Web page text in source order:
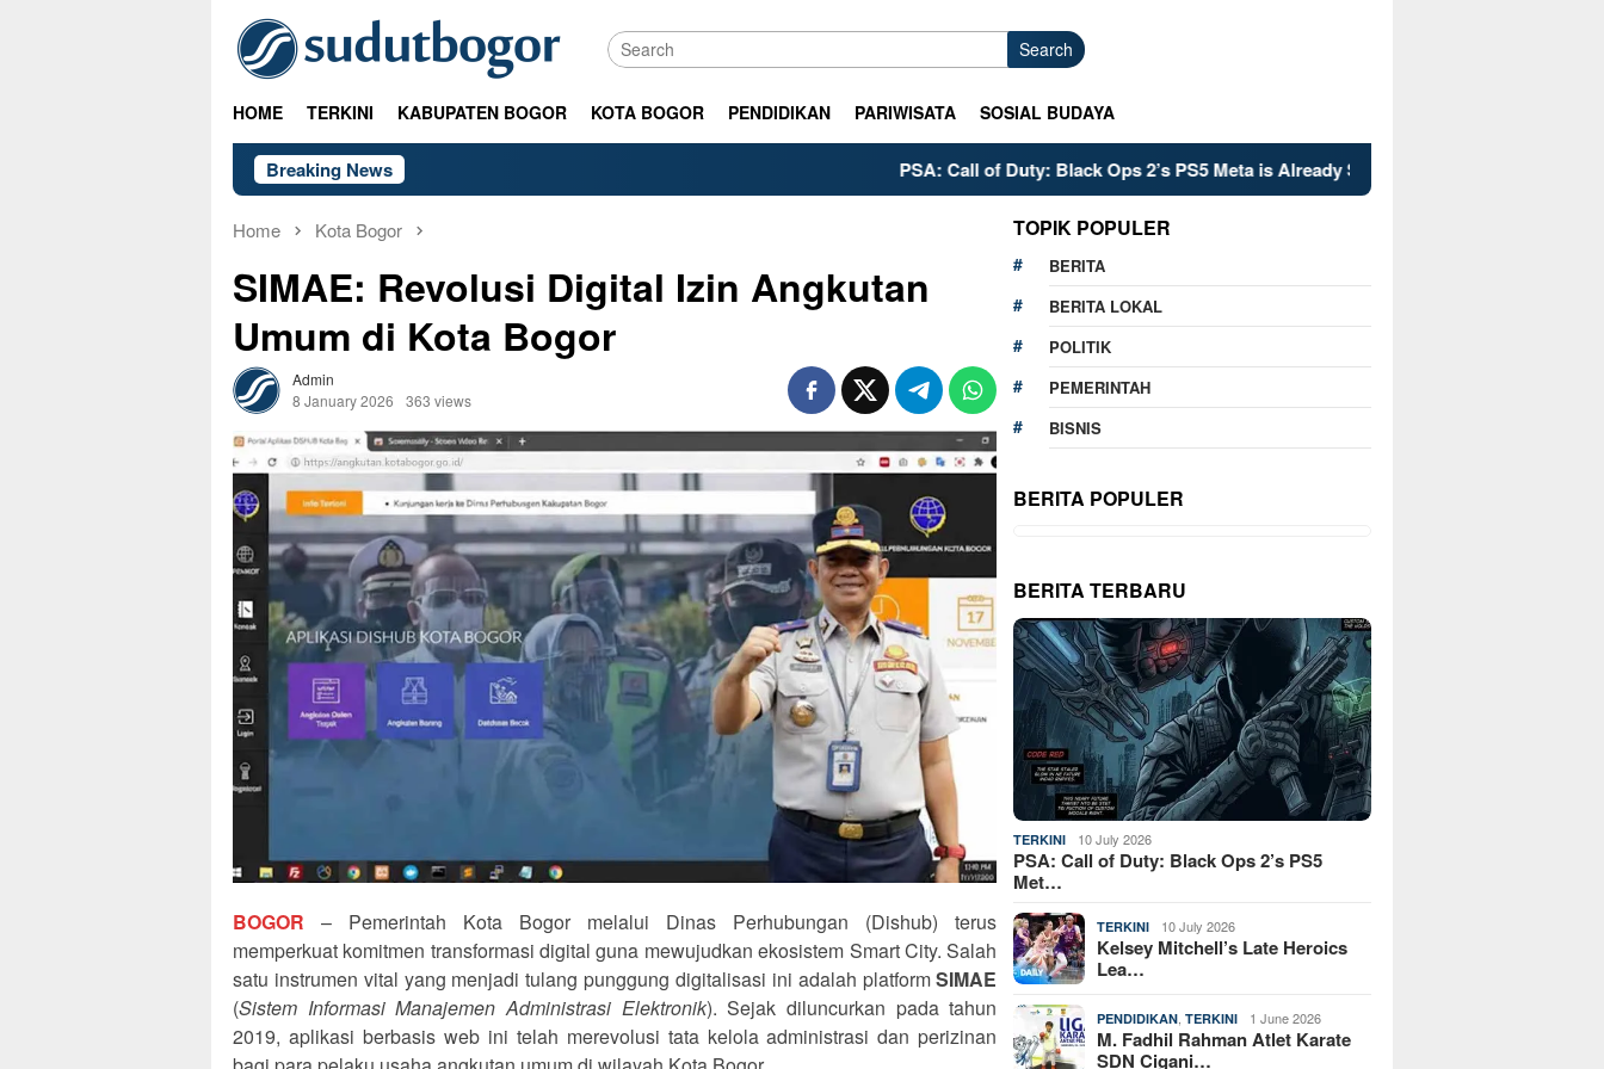
content
Search
HOME TERKINI KABUPATEN BOGOR KOTA BOGOR PENDIDIKAN PARIWISATA SOSIAL BUDAYA
Breaking News PSA: Call of Duty: Black Ops 2’s PS5 Meta is Already Set in Stone
Home Kota Bogor
SIMAE: Revolusi Digital Izin Angkutan
Umum di Kota Bogor
Admin
8 January 2026
363 views
BOGOR – Pemerintah Kota Bogor melalui Dinas Perhubungan (Dishub) terus
memperkuat komitmen transformasi digital guna mewujudkan ekosistem Smart City. Salah
satu instrumen vital yang menjadi tulang punggung digitalisasi ini adalah platformSIMAE
(Sistem Informasi Manajemen Administrasi Elektronik). Sejak diluncurkan pada tahun
2019, aplikasi berbasis web ini telah merevolusi tata kelola administrasi dan perizinan
TOPIK POPULER
BERITA
BERITA LOKAL
POLITIK
PEMERINTAH
BISNIS
BERITA POPULER
BERITA TERBARU
TERKINI 10 July 2026
PSA: Call of Duty: Black Ops 2’s PS5
Met…
TERKINI 10 July 2026
Kelsey Mitchell’s Late Heroics
Lea…
PENDIDIKAN ,TERKINI 1 June 2026
M. Fadhil Rahman Atlet Karate
SDN Cigani…